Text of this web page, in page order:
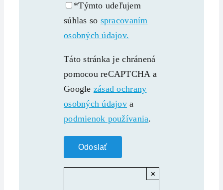
*Týmto udeľujem
súhlas so spracovaním
osobných údajov.
Táto stránka je chránená
pomocou reCAPTCHA a
Google zásad ochrany
osobných údajov a
podmienok používania.
×